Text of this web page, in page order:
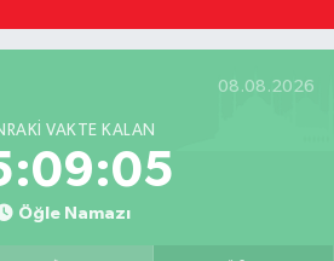
08.08.2026
VAKTE KALAN
Öğle Namazı